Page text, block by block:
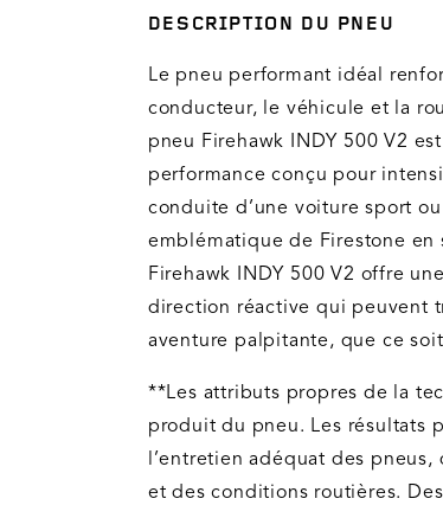
DESCRIPTION DU PNEU
Le pneu performant idéal
conducteur, le véhicule et la
pneu Firehawk INDY 500 V2
performance conçu pour
conduite d’une voiture sport
emblématique de Firestone
Firehawk INDY 500 V2 offre
direction réactive qui peuvent
aventure palpitante, que ce
**Les attributs propres de la
produit du pneu. Les résultats
l’entretien adéquat des
et des conditions routières.